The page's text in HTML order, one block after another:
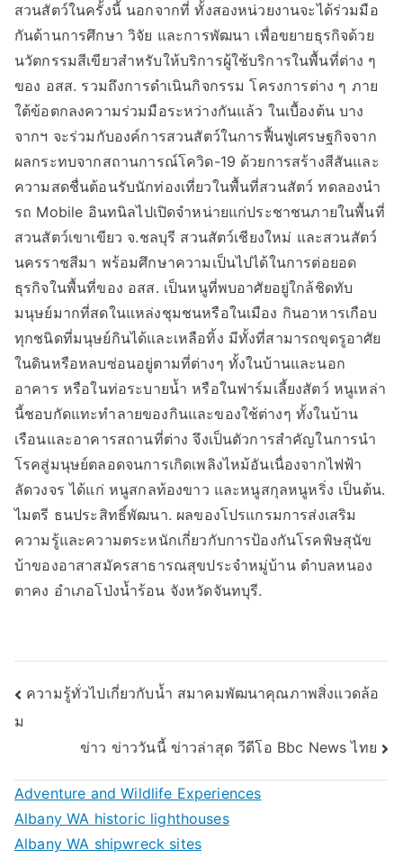
สวนสัตว์ในครั้งนี้ นอกจากที่ ทั้งสองหน่วยงานจะได้ร่วมมือ
กันด้านการศึกษา วิจัย และการพัฒนา เพื่อขยายธุรกิจด้วย
นวัตกรรมสีเขียวสำหรับให้บริการผู้ใช้บริการในพื้นที่ต่าง ๆ
ของ อสส. รวมถึงการดำเนินกิจกรรม โครงการต่าง ๆ ภาย
ใต้ข้อตกลงความร่วมมือระหว่างกันแล้ว ในเบื้องต้น บาง
จากฯ จะร่วมกับองค์การสวนสัตว์ในการฟื้นฟูเศรษฐกิจจาก
ผลกระทบจากสถานการณ์โควิด-19 ด้วยการสร้างสีสันและ
ความสดชื่นต้อนรับนักท่องเที่ยวในพื้นที่สวนสัตว์ ทดลองนำ
รถ Mobile อินทนิลไปเปิดจำหน่ายแก่ประชาชนภายในพื้นที่
สวนสัตว์เขาเขียว จ.ชลบุรี สวนสัตว์เชียงใหม่ และสวนสัตว์
นครราชสีมา พร้อมศึกษาความเป็นไปได้ในการต่อยอด
ธุรกิจในพื้นที่ของ อสส. เป็นหนูที่พบอาศัยอยู่ใกล้ชิดทับ
มนุษย์มากที่สดในแหล่งชุมชนหรือในเมือง กินอาหารเกือบ
ทุกชนิดที่มนุษย์กินได้และเหลือทิ้ง มีทั้งที่สามารถขุดรูอาศัย
ในดินหรือหลบซ่อนอยู่ตามที่ต่างๆ ทั้งในบ้านและนอก
อาคาร หรือในท่อระบายน้ำ หรือในฟาร์มเลี้ยงสัตว์ หนูเหล่า
นี้ชอบกัดแทะทำลายของกินและของใช้ต่างๆ ทั้งในบ้าน
เรือนและอาคารสถานที่ต่าง จึงเป็นตัวการสำคัญในการนำ
โรคสู่มนุษย์ตลอดจนการเกิดเพลิงไหม้อันเนื่องจากไฟฟ้า
ลัดวงจร ได้แก่ หนูสกลท้องขาว และหนูสกุลหนูหริ่ง เป็นต้น.
ไมตรี ธนประสิทธิ์พัฒนา. ผลของโปรแกรมการส่งเสริม
ความรู้และความตระหนักเกี่ยวกับการป้องกันโรคพิษสุนัข
บ้าของอาสาสมัครสาธารณสุขประจำหมู่บ้าน ตำบลหนอง
ตาคง อำเภอโป่งน้ำร้อน จังหวัดจันทบุรี.
Post
navigation
ความรู้ทั่วไปเกี่ยวกับน้ำ สมาคมพัฒนาคุณภาพสิ่งแวดล้อ
ม
ข่าว ข่าววันนี้ ข่าวล่าสุด วีดีโอ Bbc News ไทย
Adventure and Wildlife Experiences
Albany WA historic lighthouses
Albany WA shipwreck sites